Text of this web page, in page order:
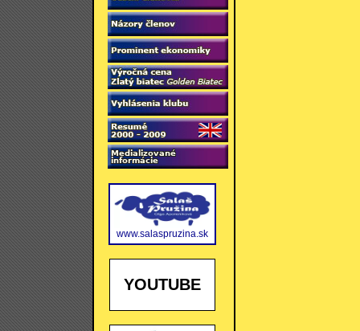
www.salaspruzina.sk
YOUTUBE